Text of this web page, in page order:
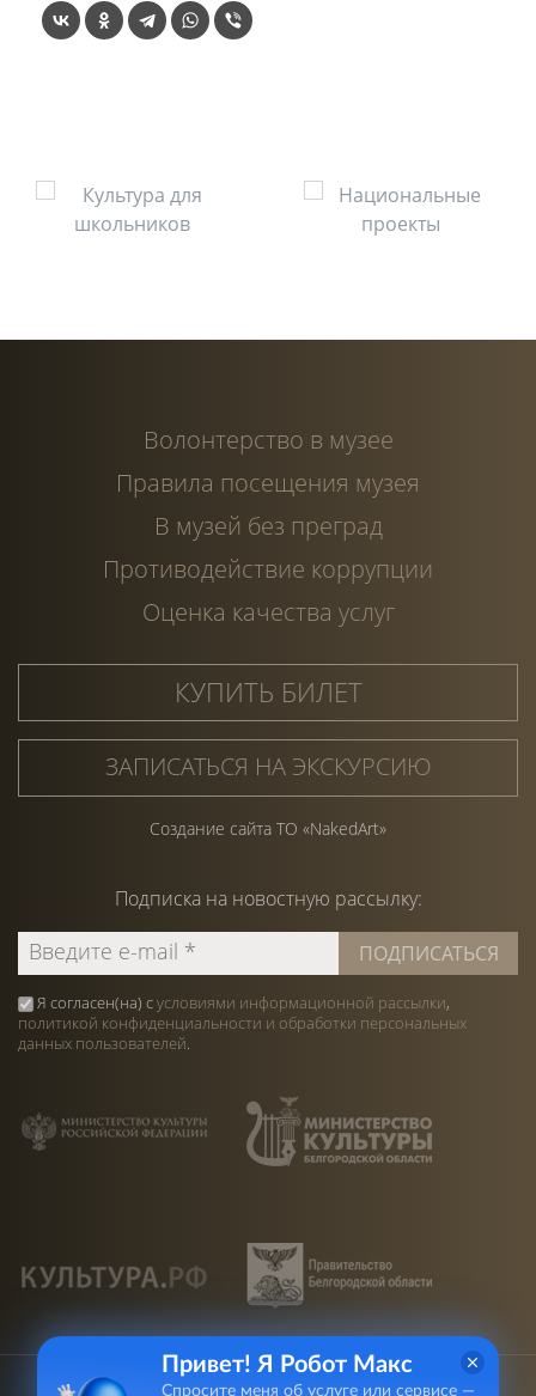
Волонтерство в музее
Правила посещения музея
В музей без преград
Противодействие коррупции
Оценка качества услуг
КУПИТЬ БИЛЕТ
ЗАПИСАТЬСЯ НА ЭКСКУРСИЮ
Создание сайта ТО «NakedArt»
Подписка на новостную рассылку:
Я согласен(на) сусловиями информационной рассылки,
политикой конфиденциальности и обработки персональных
данных пользователей.
Привет! Я Робот Макс
Спросите меня об услуге или сервисе —